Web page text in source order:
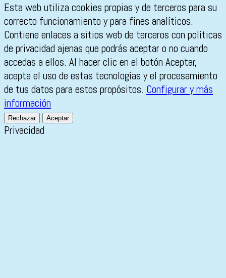
Esta web utiliza cookies propias y de terceros para su
correcto funcionamiento y para fines analíticos.
Contiene enlaces a sitios web de terceros con políticas
de privacidad ajenas que podrás aceptar o no cuando
accedas a ellos. Al hacer clic en el botón Aceptar,
acepta el uso de estas tecnologías y el procesamiento
de tus datos para estos propósitos. Configurar y más
información
Rechazar Aceptar
Privacidad